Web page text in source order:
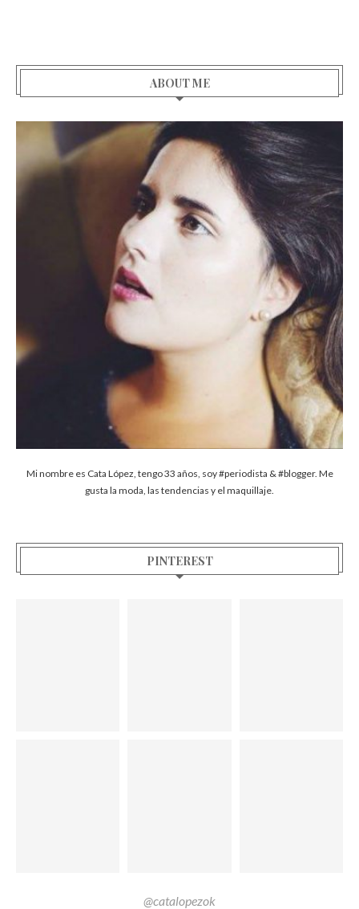
ABOUT ME
Mi nombre es Cata López, tengo 33 años, soy #periodista & #blogger. Me
gusta la moda, las tendencias y el maquillaje.
PINTEREST
@catalopezok